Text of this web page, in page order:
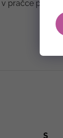
pračce při
S